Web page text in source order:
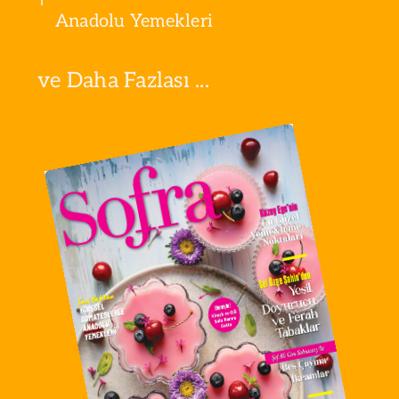
Anadolu Yemekleri
ve Daha Fazlası ...